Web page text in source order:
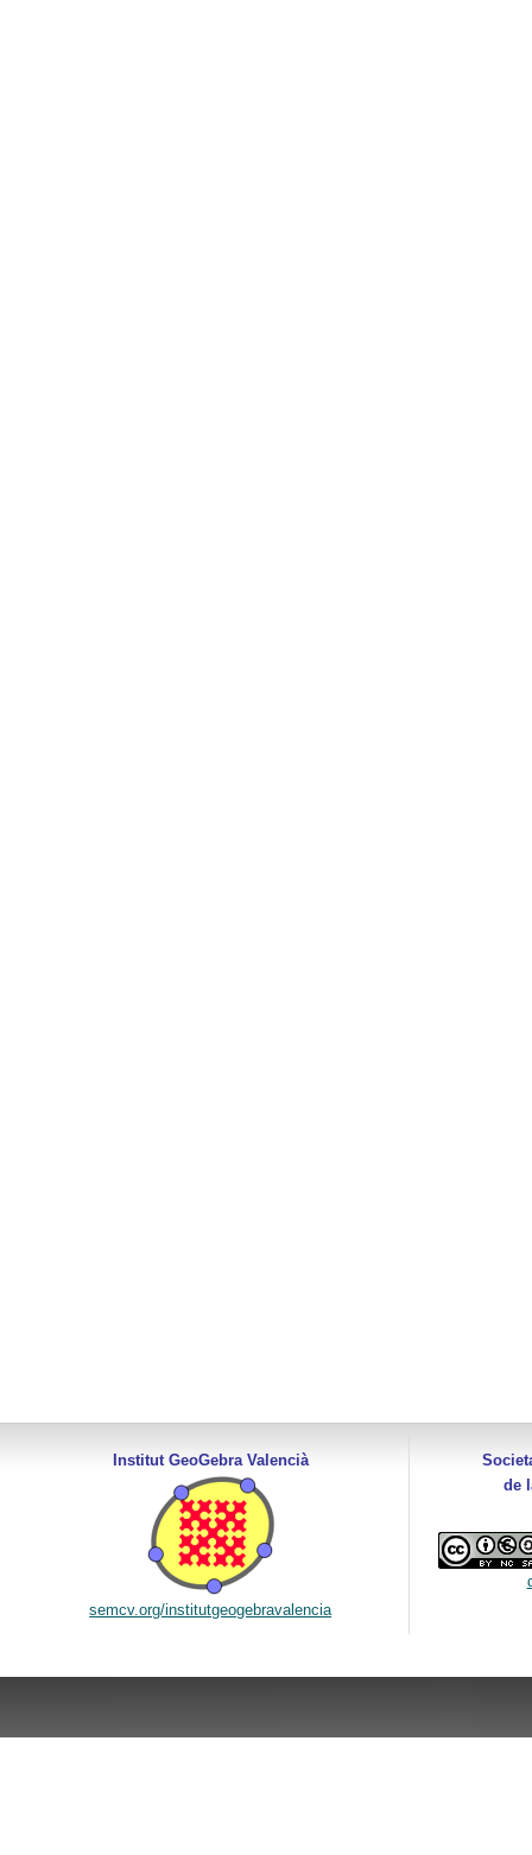
Institut GeoGebra Valencià
semcv.org/institutgeogebravalencia
de